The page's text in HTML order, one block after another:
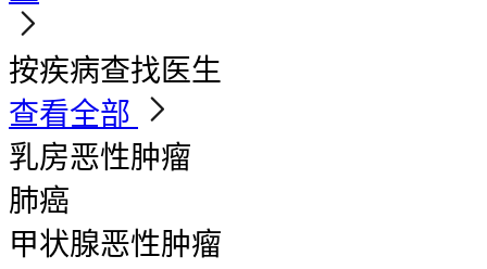
按疾病查找医生
查看全部
乳房恶性肿瘤
肺癌
甲状腺恶性肿瘤